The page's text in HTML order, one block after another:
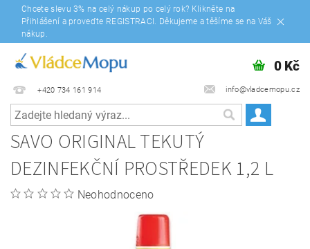
Chcete slevu 3% na celý nákup po celý rok? Klikněte na
Přihlášení a proveďte REGISTRACI. Děkujeme a těšíme se na Váš
nákup.
+420 734 161 914 info@vladcemopu.cz
0 Kč
SAVO ORIGINAL TEKUTÝ
DEZINFEKČNÍ PROSTŘEDEK 1,2 L
Neohodnoceno